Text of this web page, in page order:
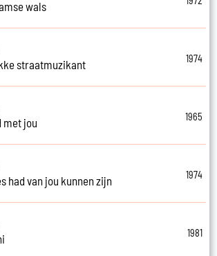
wals
straatmuzikant
1974
met jou
1965
had van jou kunnen zijn
1974
1981